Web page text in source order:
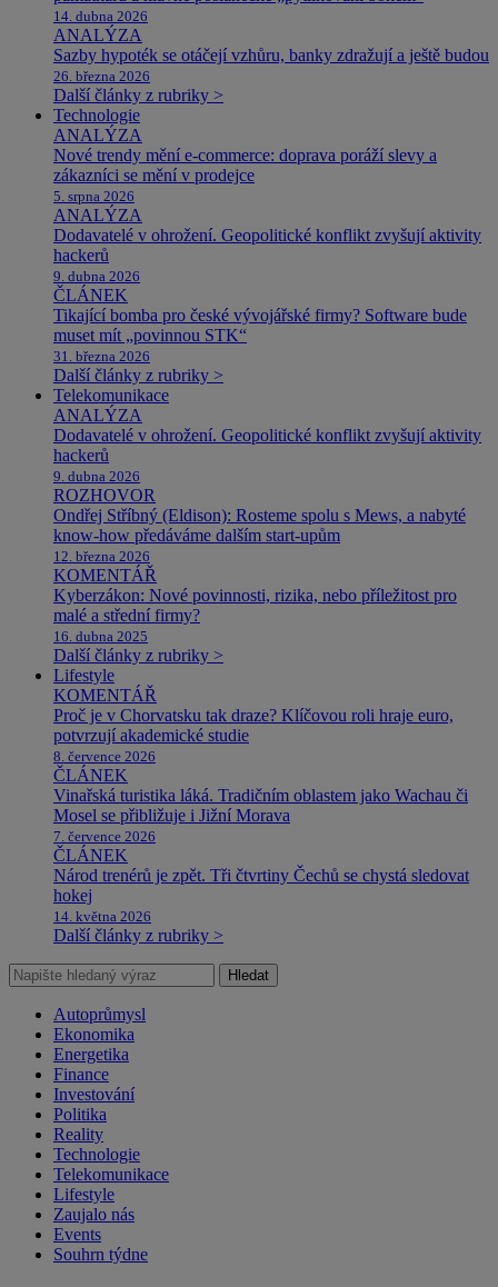
14. dubna 2026
ANALÝZA
Sazby hypoték se otáčejí vzhůru, banky zdražují a ještě budou
26. března 2026
Další články z rubriky >
Technologie
ANALÝZA
Nové trendy mění e-commerce: doprava poráží slevy a
zákazníci se mění v prodejce
5. srpna 2026
ANALÝZA
Dodavatelé v ohrožení. Geopolitické konflikt zvyšují aktivity
hackerů
9. dubna 2026
ČLÁNEK
Tikající bomba pro české vývojářské firmy? Software bude
muset mít „povinnou STK“
31. března 2026
Další články z rubriky >
Telekomunikace
ANALÝZA
Dodavatelé v ohrožení. Geopolitické konflikt zvyšují aktivity
hackerů
9. dubna 2026
ROZHOVOR
Ondřej Stříbný (Eldison): Rosteme spolu s Mews, a nabyté
know-how předáváme dalším start-upům
12. března 2026
KOMENTÁŘ
Kyberzákon: Nové povinnosti, rizika, nebo příležitost pro
malé a střední firmy?
16. dubna 2025
Další články z rubriky >
Lifestyle
KOMENTÁŘ
Proč je v Chorvatsku tak draze? Klíčovou roli hraje euro,
potvrzují akademické studie
8. července 2026
ČLÁNEK
Vinařská turistika láká. Tradičním oblastem jako Wachau či
Mosel se přibližuje i Jižní Morava
7. července 2026
ČLÁNEK
Národ trenérů je zpět. Tři čtvrtiny Čechů se chystá sledovat
hokej
14. května 2026
Další články z rubriky >
Hledat
Autoprůmysl
Ekonomika
Energetika
Finance
Investování
Politika
Reality
Technologie
Telekomunikace
Lifestyle
Zaujalo nás
Events
Souhrn týdne